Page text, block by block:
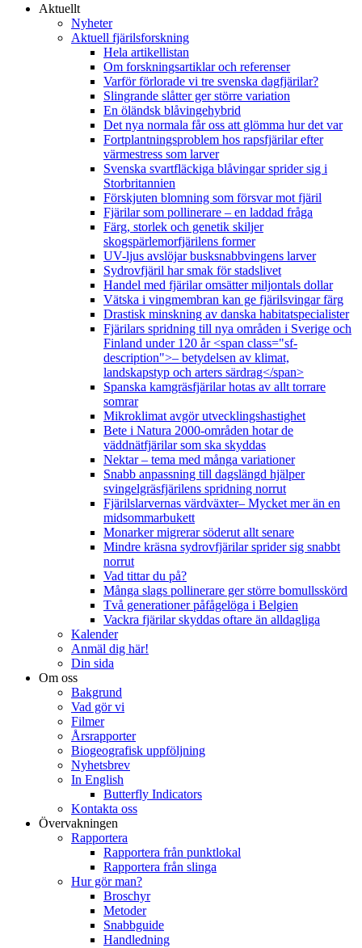
Aktuellt
Nyheter
Aktuell fjärilsforskning
Hela artikellistan
Om forskningsartiklar och referenser
Varför förlorade vi tre svenska dagfjärilar?
Slingrande slåtter ger större variation
En öländsk blåvingehybrid
Det nya normala får oss att glömma hur det var
Fortplantningsproblem hos rapsfjärilar efter
värmestress som larver
Svenska svartfläckiga blåvingar sprider sig i
Storbritannien
Förskjuten blomning som försvar mot fjäril
Fjärilar som pollinerare – en laddad fråga
Färg, storlek och genetik skiljer
skogspärlemorfjärilens former
UV-ljus avslöjar busksnabbvingens larver
Sydrovfjäril har smak för stadslivet
Handel med fjärilar omsätter miljontals dollar
Vätska i vingmembran kan ge fjärilsvingar färg
Drastisk minskning av danska habitatspecialister
Fjärilars spridning till nya områden i Sverige och
Finland under 120 år <span class="sf-
description">– betydelsen av klimat,
landskapstyp och arters särdrag</span>
Spanska kamgräsfjärilar hotas av allt torrare
somrar
Mikroklimat avgör utvecklingshastighet
Bete i Natura 2000-områden hotar de
väddnätfjärilar som ska skyddas
Nektar – tema med många variationer
Snabb anpassning till dagslängd hjälper
svingelgräsfjärilens spridning norrut
Fjärilslarvernas värdväxter– Mycket mer än en
midsommarbukett
Monarker migrerar söderut allt senare
Mindre kräsna sydrovfjärilar sprider sig snabbt
norrut
Vad tittar du på?
Många slags pollinerare ger större bomullsskörd
Två generationer påfågelöga i Belgien
Vackra fjärilar skyddas oftare än alldagliga
Kalender
Anmäl dig här!
Din sida
Om oss
Bakgrund
Vad gör vi
Filmer
Årsrapporter
Biogeografisk uppföljning
Nyhetsbrev
In English
Butterfly Indicators
Kontakta oss
Övervakningen
Rapportera
Rapportera från punktlokal
Rapportera från slinga
Hur gör man?
Broschyr
Metoder
Snabbguide
Handledning